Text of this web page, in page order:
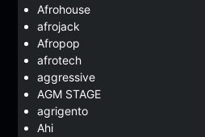
Afrohouse
afrojack
Afropop
afrotech
aggressive
AGM STAGE
agrigento
Ahi